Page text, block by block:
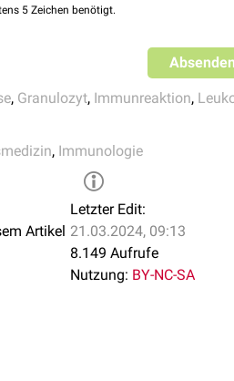
5 Zeichen benötigt.
Absenden
, Granulozyt, Immunreaktion,
, Immunologie
Artikel
Letzter Edit:
21.03.2024, 09:13
8.149 Aufrufe
Nutzung: BY-NC-SA